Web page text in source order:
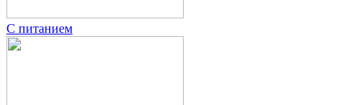
С питанием